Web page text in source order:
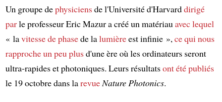
Un groupe dephysiciensde l'Université d'Harvarddirigé
parle professeur Eric Mazur a créé un matériauavec lequel
« lavitesse de phasede lalumièreest infinie »,ce qui nous
rapproche un peu plusd'une ère où les ordinateurs seront
ultra-rapides et photoniques. Leurs résultatsont été publiés
le 19 octobre dans larevueNature Photonics.